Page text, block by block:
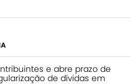
e abre prazo de
de dívidas em